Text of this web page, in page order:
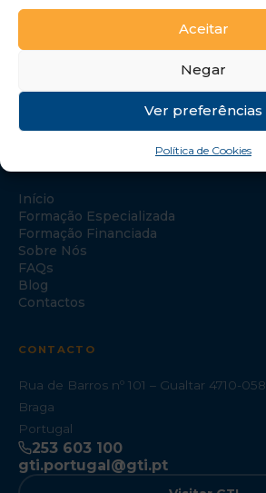
Aceitar
Negar
Ver preferências
Política de Cookies
Início
Formação Especializada
Formação Financiada
Sobre Nós
FAQs
Blog
Contactos
CONTACTO
Rua de Barros nº 101 – Gualtar 4710-058
Braga
Portugal
253 603 100
gti.portugal@gti.pt